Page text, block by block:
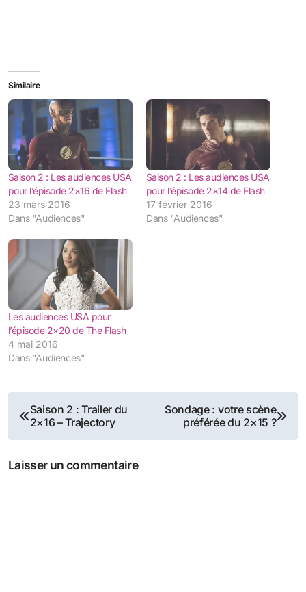
Similaire
Saison 2 : Les audiences USA
pour l’épisode 2×16 de Flash
23 mars 2016
Dans "Audiences"
Saison 2 : Les audiences USA
pour l’épisode 2×14 de Flash
17 février 2016
Dans "Audiences"
Les audiences USA pour
l’épisode 2×20 de The Flash
4 mai 2016
Dans "Audiences"
Navigation
de
l’article
Saison 2 : Trailer du
2×16 – Trajectory
Sondage : votre scène
préférée du 2×15 ?
Laisser un commentaire